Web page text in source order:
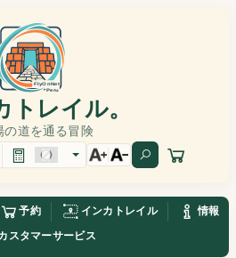
トレイル。
の道を通る冒険
予約 インカトレイル
情報
スタマーサービス